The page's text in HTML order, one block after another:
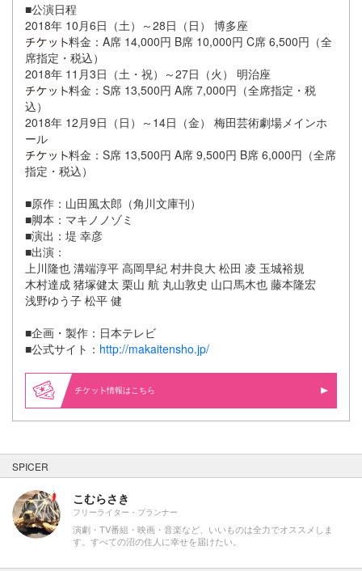
■公演日程
2018年 10月6日（土）～28日（日） 博多座
料金：A席 14,000円 B席 10,000円 C席 6,500円（全
席指定・税込）
2018年 11月3日（土・祝）～27日（火） 明治座
料金：S席 13,500円 A席 7,000円（全席指定・税
込）
2018年 12月9日（日）～14日（金） 梅田芸術劇場メインホ
ール
料金：S席 13,500円 A席 9,500円 B席 6,000円（全席
指定・税込）
■原作：山田風太郎（角川文庫刊）
■脚本：マキノノゾミ
■演出：堤 幸彦
■出演：
上川隆也 溝端淳平 高岡早紀 村井良大 松田 凌 玉城裕規
木村達成 猪塚健太 栗山 航 丸山敦史 山口馬木也 藤本隆宏
浅野ゆう子 松平 健
■企画・製作：日本テレビ
■公式サイト： http://makaitensho.jp/
情報はこちら
SPICER
こむらさき
フリーライター・プランナー
演劇・TV番組・映画・音楽など、いいものは全力でオススメしま
す。すべての沼の住人に幸せを届けたい。